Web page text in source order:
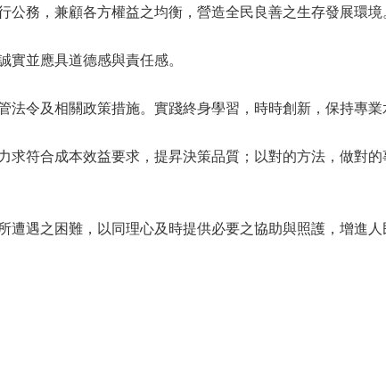
務，兼顧各方權益之均衡，營造全民良善之生存發展環境
實並應具道德感與責任感。
令及相關政策措施。實踐終身學習，時時創新，保持專
符合成本效益要求，提昇決策品質；以對的方法，做對
遇之困難，以同理心及時提供必要之協助與照護，增進